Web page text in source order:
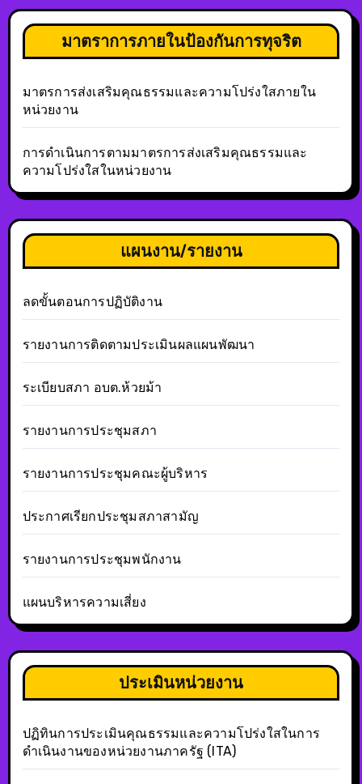
มาตราการภายในป้องกันการทุจริต
มาตรการส่งเสริมคุณธรรมและความโปร่งใสภายใน
หน่วยงาน
การดำเนินการตามมาตรการส่งเสริมคุณธรรมและ
ความโปร่งใสในหน่วยงาน
แผนงาน/รายงาน
ลดขั้นตอนการปฏิบัติงาน
รายงานการติดตามประเมินผลแผนพัฒนา
ระเบียบสภา อบต.ห้วยม้า
รายงานการประชุมสภา
รายงานการประชุมคณะผู้บริหาร
ประกาศเรียกประชุมสภาสามัญ
รายงานการประชุมพนักงาน
แผนบริหารความเสี่ยง
ประเมินหน่วยงาน
ปฏิทินการประเมินคุณธรรมและความโปร่งใสในการ
ดำเนินงานของหน่วยงานภาครัฐ (ITA)